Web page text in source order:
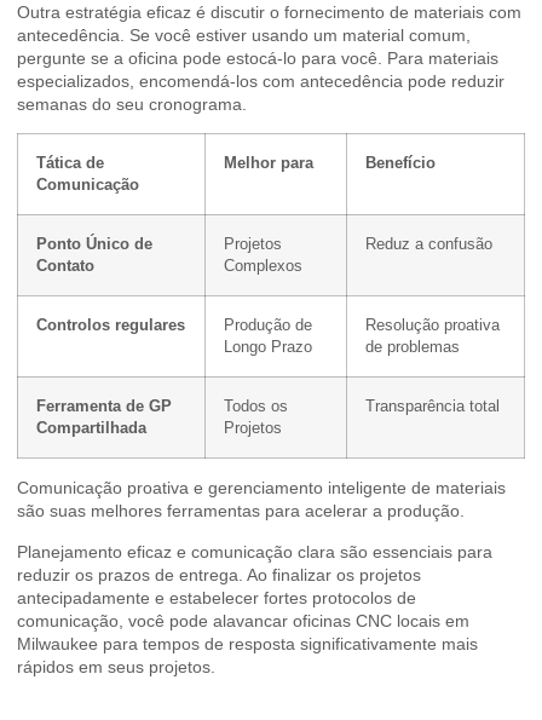
Outra estratégia eficaz é discutir o fornecimento de materiais com
antecedência. Se você estiver usando um material comum,
pergunte se a oficina pode estocá-lo para você. Para materiais
especializados, encomendá-los com antecedência pode reduzir
semanas do seu cronograma.
Tática de
Comunicação
Melhor para Benefício
Ponto Único de
Contato
Projetos
Complexos
Reduz a confusão
Controlos regulares
Produção de
Longo Prazo
Resolução proativa
de problemas
Ferramenta de GP
Compartilhada
Todos os
Projetos
Transparência total
Comunicação proativa e gerenciamento inteligente de materiais
são suas melhores ferramentas para acelerar a produção.
Planejamento eficaz e comunicação clara são essenciais para
reduzir os prazos de entrega. Ao finalizar os projetos
antecipadamente e estabelecer fortes protocolos de
comunicação, você pode alavancar oficinas CNC locais em
Milwaukee para tempos de resposta significativamente mais
rápidos em seus projetos.